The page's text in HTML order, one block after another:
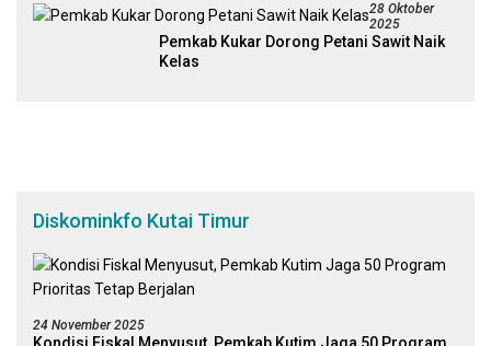
28 Oktober
2025
Pemkab Kukar Dorong Petani Sawit Naik
Kelas
Diskominkfo Kutai Timur
24 November 2025